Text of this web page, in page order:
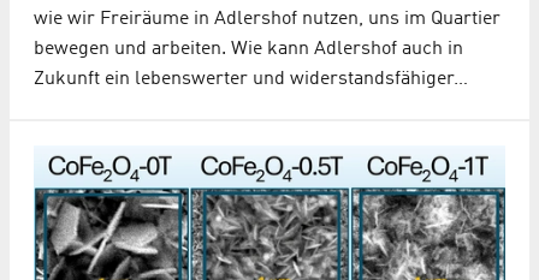
wie wir Freiräume in Adlershof nutzen, uns im Quartier
bewegen und arbeiten. Wie kann Adlershof auch in
Zukunft ein lebenswerter und widerstandsfähiger…